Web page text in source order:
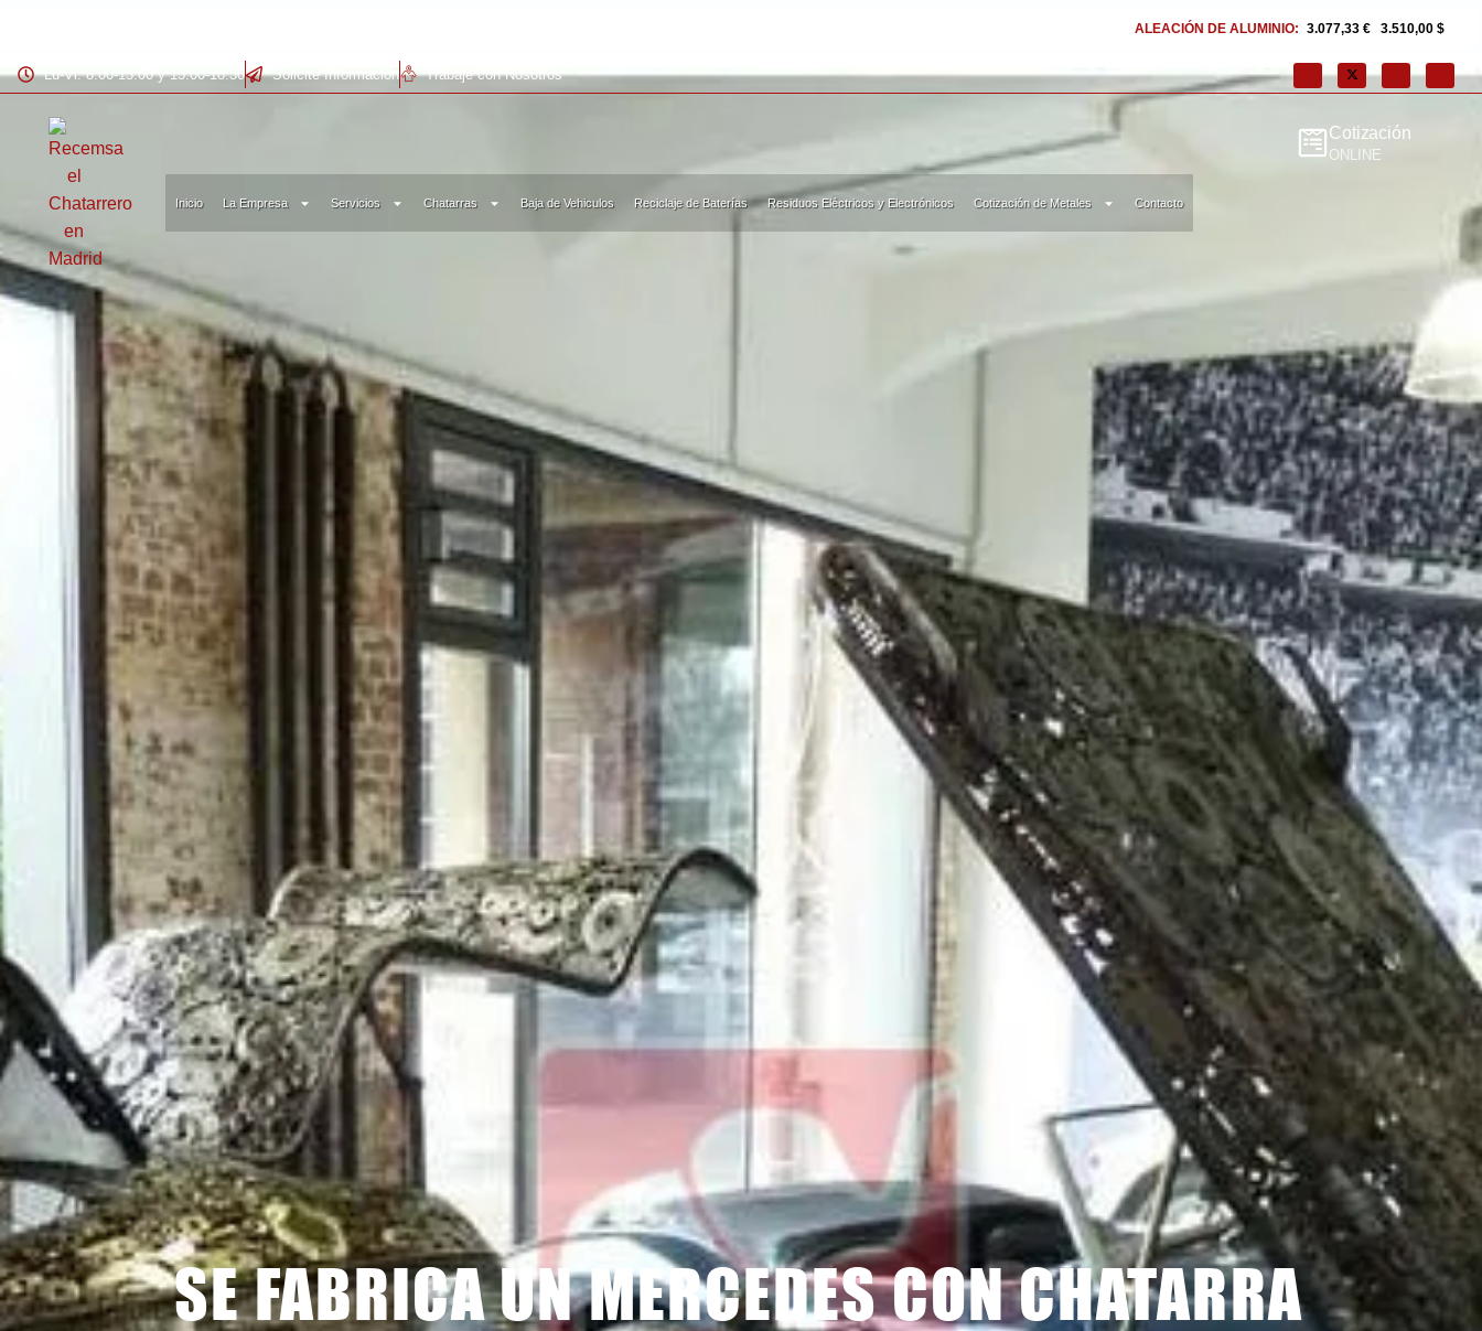
3.077,33 €|3.510,00 $ ALUMINIO: 2.722,69 €
Lu-Vi: 8:00-13:00 y 15:00-18:30 Solicite Información Trabaje con Nosotros
Inicio La Empresa Servicios Chatarras Baja de Vehiculos Reciclaje de Baterías Residuos Eléctricos y Electrónicos Cotización de Metales Contacto
Cotización
ONLINE
SE FABRICA UN MERCEDES CON CHATARRA